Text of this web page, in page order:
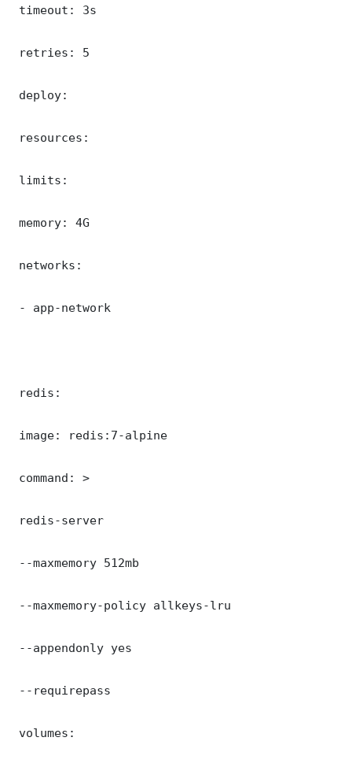
timeout: 3s
retries: 5
deploy:
resources:
limits:
memory: 4G
networks:
- app-network
redis:
image: redis:7-alpine
command: >
redis-server
--maxmemory 512mb
--maxmemory-policy allkeys-lru
--appendonly yes
--requirepass
volumes: